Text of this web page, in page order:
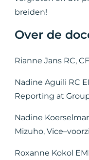
breiden!
Over de
Rianne Jans RC,
Nadine Aguili RC
Reporting at
Nadine
Mizuho,
Roxanne Kokol